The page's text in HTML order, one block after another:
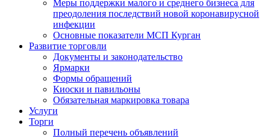
Меры поддержки малого и среднего бизнеса для
преодоления последствий новой коронавирусной
инфекции
Основные показатели МСП Курган
Развитие торговли
Документы и законодательство
Ярмарки
Формы обращений
Киоски и павильоны
Обязательная маркировка товара
Услуги
Торги
Полный перечень объявлений